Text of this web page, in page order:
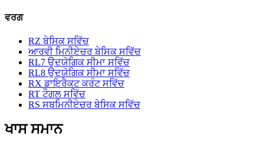
ਵਰਗ
RZ ਬੇਸਿਕ ਸਵਿੱਚ
ਆਰਵੀ ਮਿਨੀਏਚਰ ਬੇਸਿਕ ਸਵਿੱਚ
RL7 ਉਦਯੋਗਿਕ ਸੀਮਾ ਸਵਿੱਚ
RL8 ਉਦਯੋਗਿਕ ਸੀਮਾ ਸਵਿੱਚ
RX ਡਾਇਰੈਕਟ ਕਰੰਟ ਸਵਿੱਚ
RT ਟੌਗਲ ਸਵਿੱਚ
RS ਸਬਮਿਨੀਏਚਰ ਬੇਸਿਕ ਸਵਿੱਚ
ਖਾਸ ਸਮਾਨ